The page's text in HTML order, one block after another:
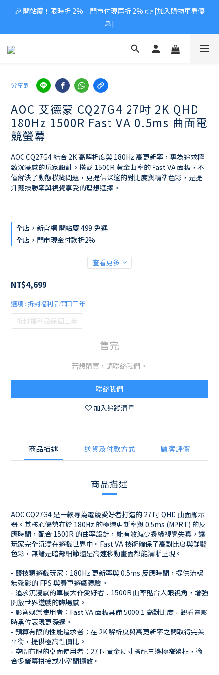
🎉 開站慶！限時折 2%｜門市付現再折 2% 👉 [加入購物車看優
惠]
分享到
AOC 艾德蒙 CQ27G4 27吋 2K QHD
180Hz 1500R Fast VA 0.5ms 曲面電
競螢幕
AOC CQ27G4 結合 2K 高解析度與 180Hz 高更新率，專為追求極
致沉浸感的玩家設計。搭載 1500R 黃金曲率的 Fast VA 面板，不
僅解決了動態模糊問題，更提供深邃的對比度與精準色彩，是提
升競技勝率與視覺享受的理想選擇。
全店，新官網 開站慶 499 免運
全店，門市現金付款折2%
查看更多
NT$4,699
選項 : 拆封福利品保固三年
拆封福利品保固三年
售完
若想購買，請聯絡我們。
聯絡我們
加入追蹤清單
商品描述 送貨及付款方式 顧客評價
商品描述
AOC CQ27G4 是一款專為電競愛好者打造的 27 吋 QHD 曲面顯示
器。其核心優勢在於 180Hz 的極速更新率與 0.5ms (MPRT) 的反
應時間，配合 1500R 的曲率設計，能有效減少邊緣視覺失真，讓
玩家完全沉浸在遊戲世界中。Fast VA 技術確保了高對比度與鮮豔
色彩，無論是暗部細節還是高速移動畫面都能清晰呈現。
- 競技類遊戲玩家：180Hz 更新率與 0.5ms 反應時間，提供流暢
無殘影的 FPS 與賽車遊戲體驗。
- 追求沉浸感的單機大作愛好者：1500R 曲率貼合人眼視角，增強
開放世界遊戲的臨場感。
- 影音娛樂使用者：Fast VA 面板具備 5000:1 高對比度，觀看電影
時黑位表現更深邃。
- 預算有限的性能追求者：在 2K 解析度與高更新率之間取得完美
平衡，提供極高性價比。
- 空間有限的桌面使用者：27 吋黃金尺寸搭配三邊極窄邊框，適
合多螢幕拼接或小空間擺放。